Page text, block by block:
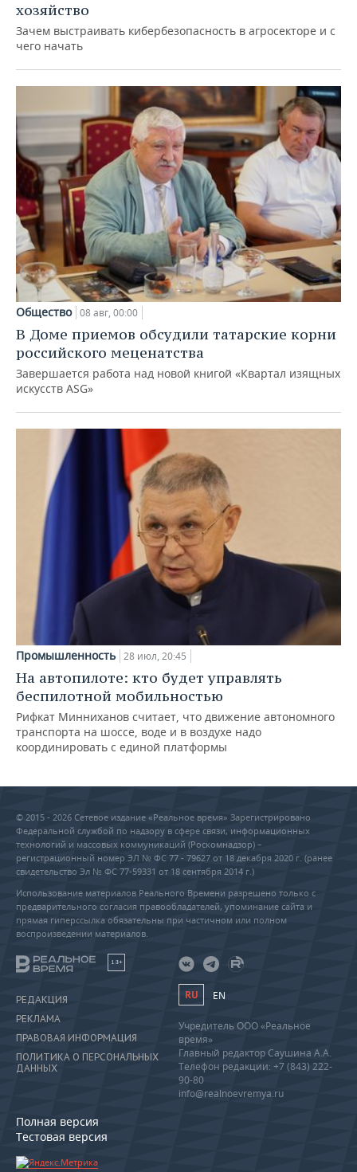
хозяйство
Зачем выстраивать кибербезопасность в агросекторе и с
чего начать
Общество 08 авг, 00:00
В Доме приемов обсудили татарские корни
российского меценатства
Завершается работа над новой книгой «Квартал изящных
искусств ASG»
Промышленность 28 июл, 20:45
На автопилоте: кто будет управлять
беспилотной мобильностью
Рифкат Минниханов считает, что движение автономного
транспорта на шоссе, воде и в воздухе надо
координировать с единой платформы
© 2015 - 2026 Сетевое издание «Реальное время» Зарегистрировано
Федеральной службой по надзору в сфере связи, информационных
технологий и массовых коммуникаций (Роскомнадзор) –
регистрационный номер ЭЛ № ФС 77 - 79627 от 18 декабря 2020 г. (ранее
свидетельство Эл № ФС 77-59331 от 18 сентября 2014 г.)
Использование материалов Реального Времени разрешено только с
предварительного согласия правообладателей, упоминание сайта и
прямая гиперссылка обязательны при частичном или полном
воспроизведении материалов.
18+
РЕДАКЦИЯ
РЕКЛАМА
ПРАВОВАЯ ИНФОРМАЦИЯ
ПОЛИТИКА О ПЕРСОНАЛЬНЫХ
ДАННЫХ
Полная версия
Тестовая версия
RU EN
Учредитель ООО «Реальное
время»
Главный редактор Саушина А.А.
Телефон редакции: +7 (843) 222-
90-80
info@realnoevremya.ru